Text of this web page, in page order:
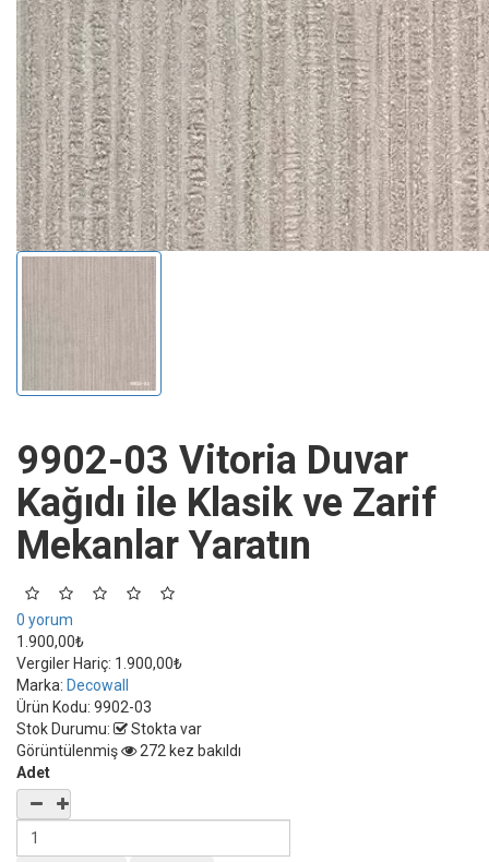
9902-03 Vitoria Duvar
Kağıdı ile Klasik ve Zarif
Mekanlar Yaratın
0 yorum
1.900,00₺
Vergiler Hariç: 1.900,00₺
Marka: Decowall
Ürün Kodu: 9902-03
Stok Durumu:
Stokta var
Görüntülenmiş
272 kez bakıldı
Adet